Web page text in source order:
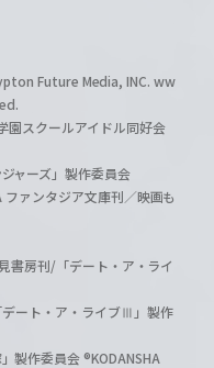
Future Media, INC. ww
スクールアイドル同好会
ャーズ」製作委員会
ァンタジア文庫刊／映画も
書房刊/「デート・ア・ライ
ート・ア・ライブⅢ」製作
製作委員会 ®KODANSHA